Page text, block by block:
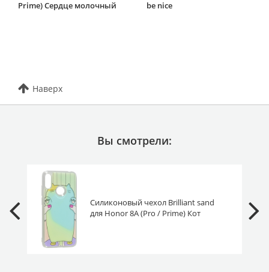
Prime) Сердце молочный
be nice
Наверх
Вы смотрели:
Силиконовый чехол Brilliant sand
для Honor 8A (Pro / Prime) Кот